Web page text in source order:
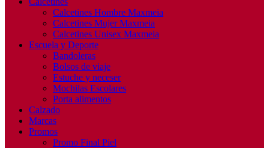
Calcetines Hombre Maxmeia
Calcetines Mujer Maxmeia
Calcetines Unisex Maxmeia
Escuela y Deporte
Bandoleras
Bolsos de viaje
Estuche y neceser
Mochilas Escolares
Porta alimentos
Calzado
Marcas
Promos
Promo Final Piel